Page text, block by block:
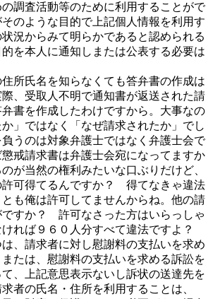
調査活動等のために利用することがで
のような目的で上記個人情報を利用す
況からみて明らかであると認められる
を本人に通知しまたは公表する必要は
住所氏名を知らなくても答弁書の作成は
、受取人不明で通知書が返送された請
書を作成したわけですから。大事なの
」ではなく「なぜ請求されたか」でし
うのは対象弁護士ではなく弁護士会で
戒請求書は弁護士会宛になってますか
が当然の権利みたいな口ぶりだけど、
許可得てるんですか？ 得てなきゃ違法
も俺は許可してませんからね。他の請
ですか？ 許可なさった方はいらっしゃ
れば９６０人分すべて違法ですよ？
は、請求者に対し慰謝料の支払いを求め
たは、慰謝料の支払いを求める訴訟を
、上記意思表示ないし訴状の送達先を
者の氏名・住所を利用することは、